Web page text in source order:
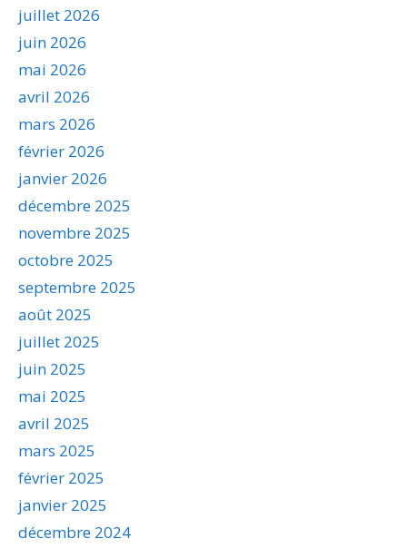
juillet 2026
juin 2026
mai 2026
avril 2026
mars 2026
février 2026
janvier 2026
décembre 2025
novembre 2025
octobre 2025
septembre 2025
août 2025
juillet 2025
juin 2025
mai 2025
avril 2025
mars 2025
février 2025
janvier 2025
décembre 2024